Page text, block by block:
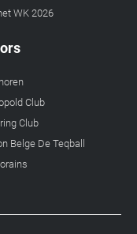
WK 2026
Club
Club
Belge De Teqball